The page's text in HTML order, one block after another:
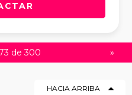
de 300 »
HACIA ARRIBA